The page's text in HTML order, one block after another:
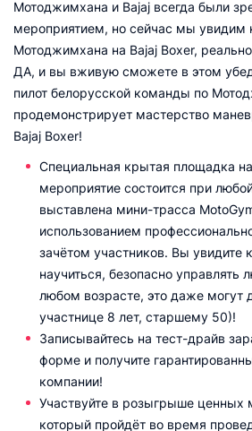
Мотоджимхана и Bajaj всегда были
мероприятием, но сейчас мы увидим
Мотоджимхана на Bajaj Boxer,
ДА, и вы вживую сможете в этом
пилот белорусской команды по
продемонстрирует мастерство
Bajaj Boxer!
Специальная крытая площадка
мероприятие состоится при
выставлена мини-трасса
использованием
зачётом участников. Вы увидите
научиться, безопасно
любом возрасте, это даже могут
участнице 8 лет, старшему 50)!
Записывайтесь на тест-драйв
форме и получите
компании!
Участвуйте в розыгрыше ценных
который пройдёт во время